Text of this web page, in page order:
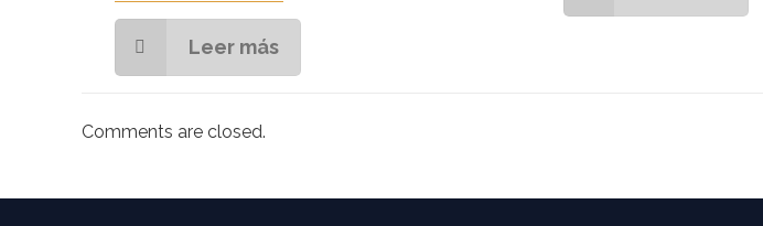
Leer más
Comments are closed.